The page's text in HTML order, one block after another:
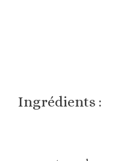
Ingrédients :